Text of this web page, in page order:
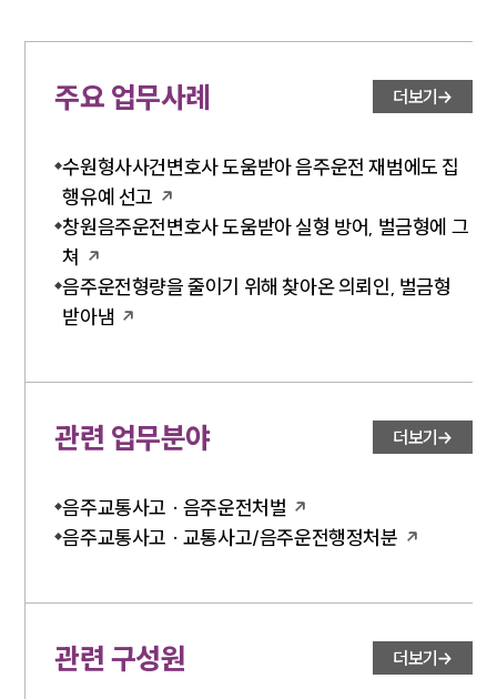
주요 업무사례 더보기
수원형사사건변호사 도움받아 음주운전 재범에도 집
행유예 선고
창원음주운전변호사 도움받아 실형 방어, 벌금형에 그
쳐
음주운전형량을 줄이기 위해 찾아온 의뢰인, 벌금형
받아냄
관련 업무분야 더보기
음주교통사고 · 음주운전처벌
음주교통사고 · 교통사고/음주운전행정처분
관련 구성원 더보기